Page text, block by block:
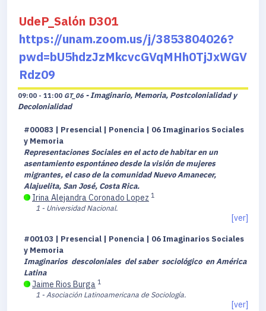
UdeP_Salón D301
https://unam.zoom.us/j/3853804026?
pwd=bU5hdzJzMkcvcGVqMHh0TjJxWGV
Rdz09
09:00 - 11:00 GT_06 - Imaginario, Memoria, Postcolonialidad y
Decolonialidad
#00083 | Presencial | Ponencia | 06 Imaginarios Sociales
y Memoria
Representaciones Sociales en el acto de habitar en un
asentamiento espontáneo desde la visión de mujeres
migrantes, el caso de la comunidad Nuevo Amanecer,
Alajuelita, San José, Costa Rica.
Irina Alejandra Coronado Lopez 1
1 - Universidad Nacional.
[ver]
#00103 | Presencial | Ponencia | 06 Imaginarios Sociales
y Memoria
Imaginarios descoloniales del saber sociológico en América
Latina
Jaime Rios Burga 1
1 - Asociación Latinoamericana de Sociología.
[ver]